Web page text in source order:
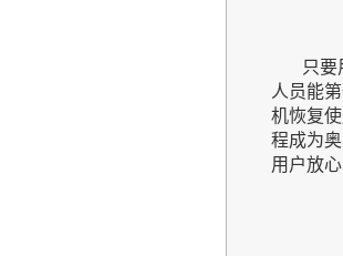
只要
人员能
机恢复
程成为
用户放